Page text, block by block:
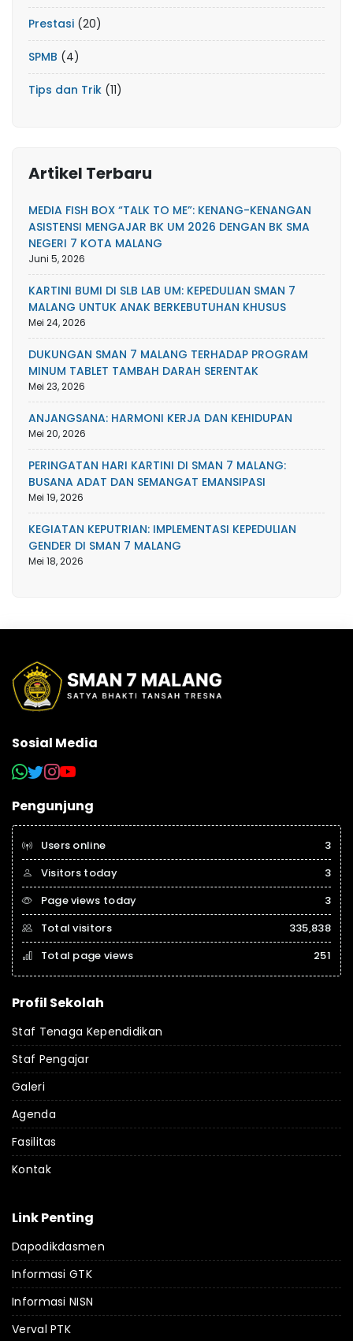
Prestasi (20)
SPMB (4)
Tips dan Trik (11)
Artikel Terbaru
MEDIA FISH BOX “TALK TO ME”: KENANG-KENANGAN
ASISTENSI MENGAJAR BK UM 2026 DENGAN BK SMA
NEGERI 7 KOTA MALANG
Juni 5, 2026
KARTINI BUMI DI SLB LAB UM: KEPEDULIAN SMAN 7
MALANG UNTUK ANAK BERKEBUTUHAN KHUSUS
Mei 24, 2026
DUKUNGAN SMAN 7 MALANG TERHADAP PROGRAM
MINUM TABLET TAMBAH DARAH SERENTAK
Mei 23, 2026
ANJANGSANA: HARMONI KERJA DAN KEHIDUPAN
Mei 20, 2026
PERINGATAN HARI KARTINI DI SMAN 7 MALANG:
BUSANA ADAT DAN SEMANGAT EMANSIPASI
Mei 19, 2026
KEGIATAN KEPUTRIAN: IMPLEMENTASI KEPEDULIAN
GENDER DI SMAN 7 MALANG
Mei 18, 2026
Sosial Media
Pengunjung
Users online
3
Visitors today
3
Page views today
3
Total visitors
335,838
Total page views
251
Profil Sekolah
Staf Tenaga Kependidikan
Staf Pengajar
Galeri
Agenda
Fasilitas
Kontak
Link Penting
Dapodikdasmen
Informasi GTK
Informasi NISN
Verval PTK